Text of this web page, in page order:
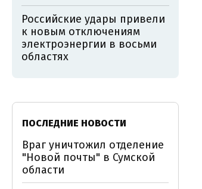
Российские удары привели
к новым отключениям
электроэнергии в восьми
областях
ПОСЛЕДНИЕ НОВОСТИ
Враг уничтожил отделение
"Новой почты" в Сумской
области